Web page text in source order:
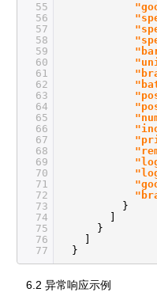
55
56
57
58
59
60
61
62
63
64
65
66
67
68
69
70
71
72
73
74
75
76
77
}
]
}
]
}
6.2 异常响应示例